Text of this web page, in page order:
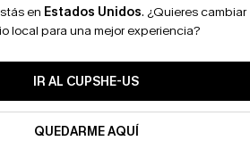
en Estados Unidos. ¿Quieres cambiar
local para una mejor experiencia?
IR AL CUPSHE-US
QUEDARME AQUÍ